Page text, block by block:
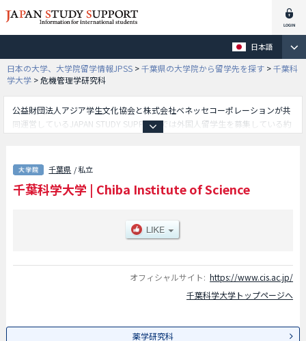
日本語
日本の大学、大学院留学情報JPSS >千葉県の大学院から留学先を探す >千葉科
学大学 >危機管理学研究科
公益財団法人アジア学生文化協会と株式会社ベネッセコーポレーションが共
同運営しているJAPAN STUDY SUPPORTでは外国人留学生を募集している約
機管理学研究科や看護学研究科等、研究科別情報や、募集定員や合格者数な
ど入試情報、施設案内、アクセスなど外国人留学生に必要な情報を掲載して
いるので是非ご利用ください。
千葉県 / 私立
千葉科学大学 | Chiba Institute of Science
オフィシャルサイト: https://www.cis.ac.jp/
千葉科学大学トップページへ
薬学研究科